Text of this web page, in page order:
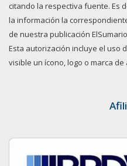
citando la respectiva fuente. Es
la información la
de nuestra publicación
Esta autorización incluye el uso
visible un ícono, logo o marca de